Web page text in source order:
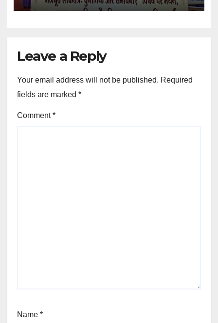
Leave a Reply
Your email address will not be published. Required
fields are marked *
Comment*
Name *